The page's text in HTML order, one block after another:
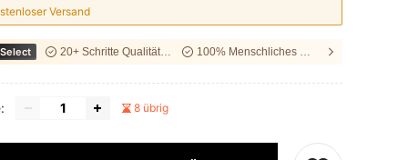
Versand
20+ Schritte Qualitätstest 100% Menschliches Haar
8 übrig